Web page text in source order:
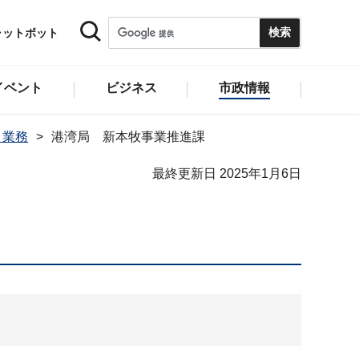
トボット
ント ビジネス 市政情報
務 港湾局 新本牧事業推進課
最終更新日 2025年1月6日